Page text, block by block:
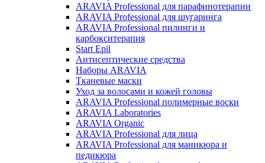
ARAVIA Professional для парафинотерапии
ARAVIA Professional для шугаринга
ARAVIA Professional пилинги и
карбокситерапия
Start Epil
Антисептические средства
Наборы ARAVIA
Тканевые маски
Уход за волосами и кожей головы
ARAVIA Professional полимерные воски
ARAVIA Laboratories
ARAVIA Organic
ARAVIA Professional для лица
ARAVIA Professional для маникюра и
педикюра